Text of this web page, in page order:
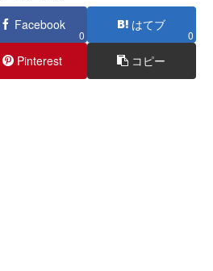
Facebook
0
はてブ
0
Pinterest コピー